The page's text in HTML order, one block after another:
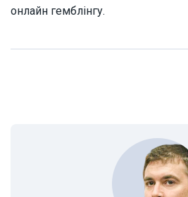
онлайн гемблінгу.